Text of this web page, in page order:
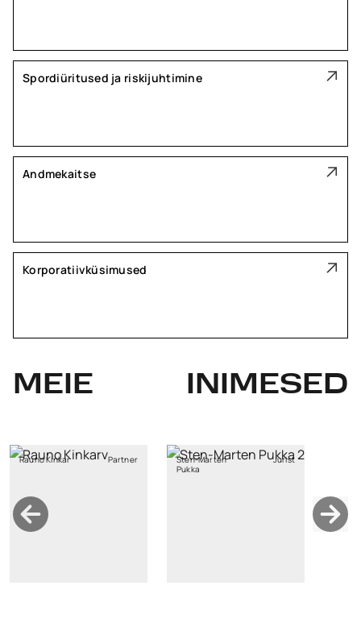
Spordiüritused ja riskijuhtimine
Andmekaitse
Korporatiivküsimused
MEIE INIMESED
Rauno Kinkar Partner
Sten-Marten
Pukka
Jurist